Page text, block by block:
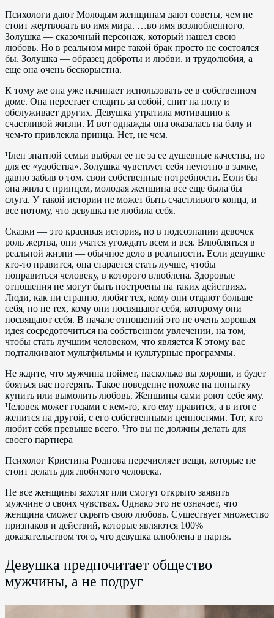
Психологи дают Молодым женщинам дают советы, чем не
стоит жертвовать во имя мира. …во имя возлюбленного.
Золушка — сказочный персонаж, который нашел свою
любовь. Но в реальном мире такой брак просто не состоялся
бы. Золушка — образец доброты и любви. и трудолюбия, а
еще она очень бескорыстна.
К тому же она уже начинает использовать ее в собственном
доме. Она перестает следить за собой, спит на полу и
обслуживает других. Девушка утратила мотивацию к
счастливой жизни. И вот однажды она оказалась на балу и
чем-то привлекла принца. Нет, не чем.
Член знатной семьи выбрал ее не за ее душевные качества, но
для ее «удобства». Золушка чувствует себя неуютно в замке,
давно забыв о том. свои собственные потребности. Если бы
она жила с принцем, молодая женщина все еще была бы
слуга. У такой истории не может быть счастливого конца, и
все потому, что девушка не любила себя.
Сказки — это красивая история, но в подсознании девочек
роль жертва, они учатся угождать всем и вся. Влюбляться в
реальной жизни — обычное дело в реальности. Если девушке
кто-то нравится, она старается стать лучше, чтобы
понравиться человеку, в которого влюблена. Здоровые
отношения не могут быть построены на таких действиях.
Люди, как ни странно, любят тех, кому они отдают больше
себя, но не тех, кому они посвящают себя, которому они
посвящают себя. В начале отношений это не очень хорошая
идея сосредоточиться на собственном увлечении, на том,
чтобы стать лучшим человеком, что является К этому вас
подталкивают мультфильмы и культурные программы.
Не ждите, что мужчина поймет, насколько вы хороши, и будет
бояться вас потерять. Такое поведение похоже на попытку
купить или вымолить любовь. Женщины сами роют себе яму.
Человек может годами с кем-то, кто ему нравится, а в итоге
женится на другой, с его собственными ценностями. Тот, кто
любит себя превыше всего. Что вы не должны делать для
своего партнера
Психолог Кристина Роднова перечисляет вещи, которые не
стоит делать для любимого человека.
Не все женщины захотят или смогут открыто заявить
мужчине о своих чувствах. Однако это не означает, что
женщина сможет скрыть свою любовь. Существует множество
признаков и действий, которые являются 100%
доказательством того, что девушка влюблена в парня.
Девушка предпочитает общество
мужчины, а не подруг